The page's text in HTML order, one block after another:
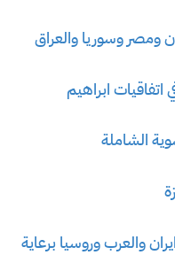
ومصر وسوريا والعراق
اتفاقيات ابراهيم
الشاملة
والعرب وروسيا برعاية